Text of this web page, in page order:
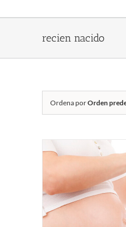
recien nacido
Ordena porOrden